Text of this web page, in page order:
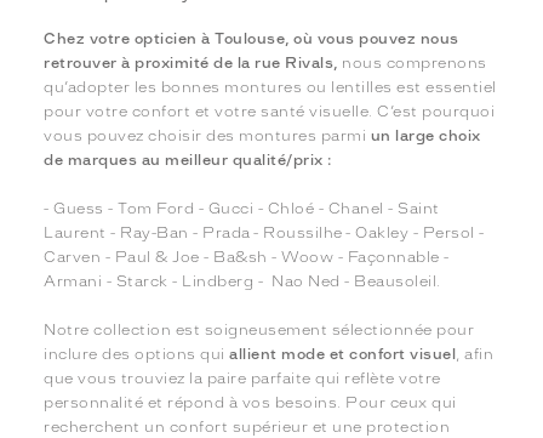
Chez votre opticien à Toulouse, où vous pouvez nous
retrouver à proximité de la rue Rivals, nous comprenons
qu’adopter les bonnes montures ou lentilles est essentiel
pour votre confort et votre santé visuelle. C’est pourquoi
vous pouvez choisir des montures parmi un large choix
de marques au meilleur qualité/prix :
- Guess - Tom Ford - Gucci - Chloé - Chanel - Saint
Laurent - Ray-Ban - Prada - Roussilhe - Oakley - Persol -
Carven - Paul & Joe - Ba&sh - Woow - Façonnable -
Armani - Starck - Lindberg - Nao Ned - Beausoleil.
Notre collection est soigneusement sélectionnée pour
inclure des options qui allient mode et confort visuel , afin
que vous trouviez la paire parfaite qui reflète votre
personnalité et répond à vos besoins. Pour ceux qui
recherchent un confort supérieur et une protection